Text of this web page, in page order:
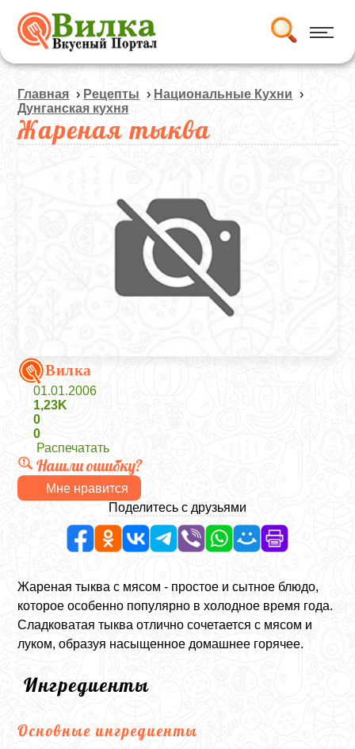
Главная › Рецепты › Национальные Кухни ›
Дунганская кухня
Жареная тыква
Вилка
01.01.2006
1,23K
0
0
Распечатать
Нашли ошибку?
Мне нравится
Поделитесь с друзьями
Жареная тыква с мясом - простое и сытное блюдо,
которое особенно популярно в холодное время года.
Сладковатая тыква отлично сочетается с мясом и
луком, образуя насыщенное домашнее горячее.
Ингредиенты
Основные ингредиенты